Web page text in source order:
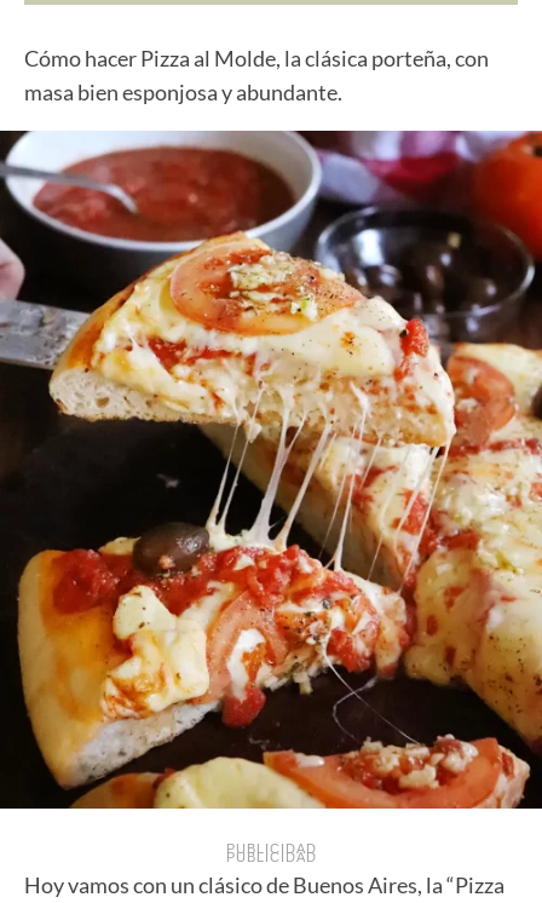
Cómo hacer Pizza al Molde, la clásica porteña, con
masa bien esponjosa y abundante.
PUBLICIDAD
PUBLICIDAD
Hoy vamos con un clásico de Buenos Aires, la “Pizza